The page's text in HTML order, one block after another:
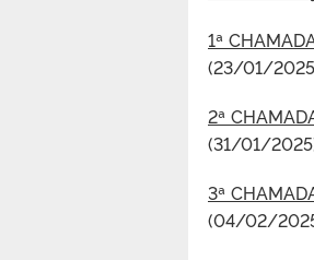
1ª
(23/01/
2ª
(31/01/
3ª
(04/02/